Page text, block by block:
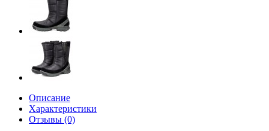
Описание
Характеристики
Отзывы (0)